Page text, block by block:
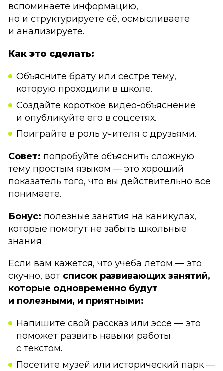
вспоминаете информацию,
но и структурируете её, осмысливаете
и анализируете.
Как это сделать:
Объясните брату или сестре тему,
которую проходили в школе.
Создайте короткое видео-объяснение
и опубликуйте его в соцсетях.
Поиграйте в роль учителя с друзьями.
Совет: попробуйте объяснить сложную
тему простым языком — это хороший
показатель того, что вы действительно всё
понимаете.
Бонус: полезные занятия на каникулах,
которые помогут не забыть школьные
знания
Если вам кажется, что учёба летом — это
скучно, вотсписок развивающих занятий,
которые одновременно будут
и полезными, и приятными:
Напишите свой рассказ или эссе — это
поможет развить навыки работы
с текстом.
Посетите музей или исторический парк —